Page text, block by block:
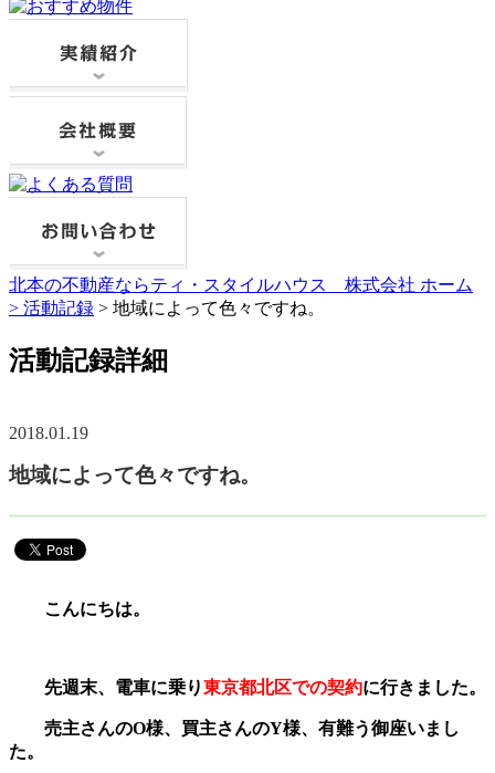
北本の不動産ならティ・スタイルハウス 株式会社 ホーム
> 活動記録 > 地域によって色々ですね。
活動記録詳細
2018.01.19
地域によって色々ですね。
こんにちは。
先週末、電車に乗り東京都北区での契約に行きました。
売主さんのO様、買主さんのY様、有難う御座いまし
た。